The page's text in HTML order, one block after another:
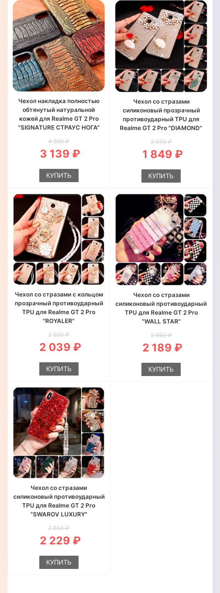
Чехол накладка полностью
обтянутый натуральной
кожей для Realme GT 2 Pro
"SIGNATURE СТРАУС НОГА"
4 599 ₽
3 139 ₽
КУПИТЬ
Чехол со стразами
силиконовый прозрачный
противоударный TPU для
Realme GT 2 Pro "DIAMOND"
2 550 ₽
1 849 ₽
КУПИТЬ
Чехол со стразами с кольцом
прозрачный противоударный
TPU для Realme GT 2 Pro
"ROYALER"
2 550 ₽
2 039 ₽
КУПИТЬ
Чехол со стразами
силиконовый противоударный
TPU для Realme GT 2 Pro
"WALL STAR"
2 850 ₽
2 189 ₽
КУПИТЬ
Чехол со стразами
силиконовый противоударный
TPU для Realme GT 2 Pro
"SWAROV LUXURY"
2 850 ₽
2 229 ₽
КУПИТЬ